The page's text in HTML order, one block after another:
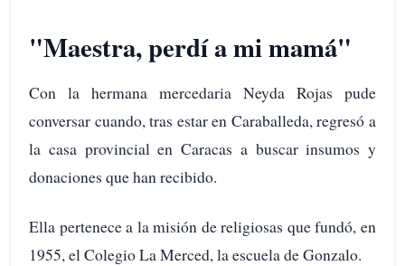
"Maestra, perdí a mi mamá"
Con la hermana mercedaria Neyda Rojas pude
conversar cuando, tras estar en Caraballeda, regresó a
la casa provincial en Caracas a buscar insumos y
donaciones que han recibido.
Ella pertenece a la misión de religiosas que fundó, en
1955, el Colegio La Merced, la escuela de Gonzalo.